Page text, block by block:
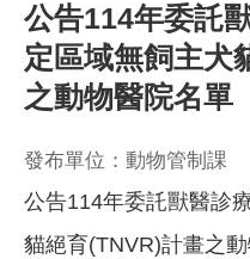
公告114年委託
定區域無飼主犬
之動物醫院名單
發布單位：動物管制課
公告114年委託獸醫診
貓絕育(TNVR)計畫之